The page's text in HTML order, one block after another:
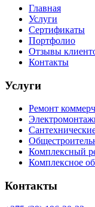
Давайте
Под
здания,
рабочих
Главная
Услуги
Сертификаты
Портфолио
Отзывы
Контакты
Услуги
Ремонт
Комплексный
Комплексное
Контакты